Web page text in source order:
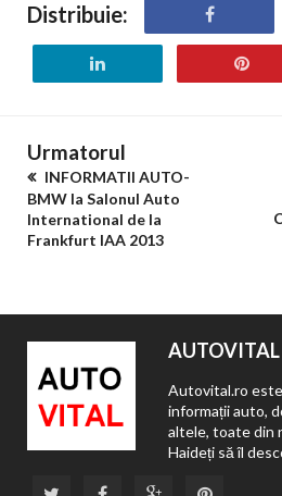
Distribuie:
Urmatorul
INFORMATII AUTO-
BMW la Salonul Auto
International de la
Frankfurt IAA 2013
AUTOVITAL
Autovital.ro
informații auto,
altele, toate din
Haideți să îl